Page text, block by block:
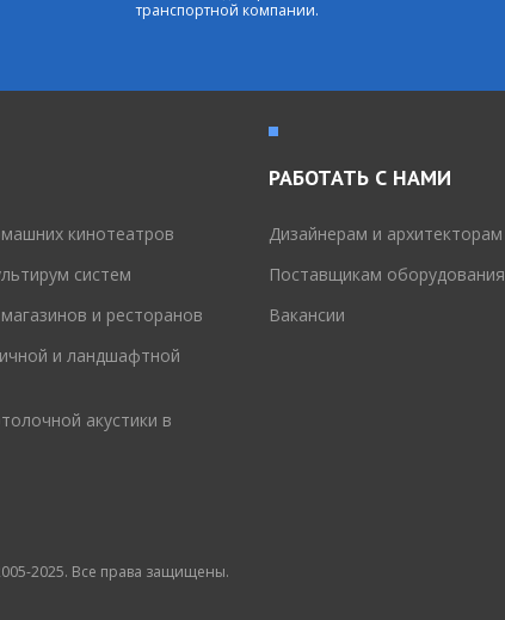
транспортной компании.
кинотеатров
систем
и ресторанов
и ландшафтной
акустики в
РАБОТАТЬ С НАМИ
Дизайнерам и архитекторам
Поставщикам оборудования
Вакансии
2025. Все права защищены.